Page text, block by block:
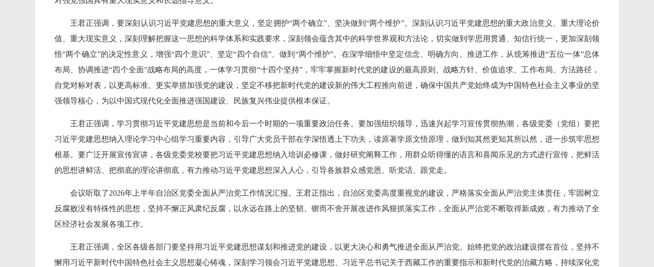
王君正强调，要深刻认识习近平党建思想的重大意义，坚定拥护“两个确立”、坚决做到“两个维护”。深刻认识习近平党建思想的重大政治意义、重大理论价
值、重大现实意义，深刻理解把握这一思想的科学体系和实践要求，深刻领会蕴含其中的科学世界观和方法论，切实做到学思用贯通、知信行统一，更加深刻领
悟“两个确立”的决定性意义，增强“四个意识”、坚定“四个自信”、做到“两个维护”。在深学细悟中坚定信念、明确方向、推进工作，从统筹推进“五位一体”总体
布局、协调推进“四个全面”战略布局的高度，一体学习贯彻“十四个坚持”，牢牢掌握新时代党的建设的最高原则、战略方针、价值追求、工作布局、方法路径，
自觉对标对表，以更高标准、更实举措加强党的建设，坚定不移把新时代党的建设新的伟大工程推向前进，确保中国共产党始终成为中国特色社会主义事业的坚
强领导核心，为以中国式现代化全面推进强国建设、民族复兴伟业提供根本保证。
王君正强调，学习贯彻习近平党建思想是当前和今后一个时期的一项重要政治任务。要加强组织领导，迅速兴起学习宣传贯彻热潮，各级党委（党组）要把
习近平党建思想纳入理论学习中心组学习重要内容，引导广大党员干部在学深悟透上下功夫，读原著学原文悟原理，做到知其然更知其所以然，进一步筑牢思想
根基。要广泛开展宣传宣讲，各级党委党校要把习近平党建思想纳入培训必修课，做好研究阐释工作，用群众听得懂的语言和喜闻乐见的方式进行宣传，把鲜活
的思想讲鲜活、把彻底的理论讲彻底，有力推动习近平党建思想深入人心，引导各族群众感党恩、听党话、跟党走。
会议听取了2026年上半年自治区党委全面从严治党工作情况汇报。王君正指出，自治区党委高度重视党的建设，严格落实全面从严治党主体责任，牢固树立
反腐败没有特殊性的思想，坚持不懈正风肃纪反腐，以永远在路上的坚韧、锲而不舍开展改进作风狠抓落实工作，全面从严治党不断取得新成效，有力推动了全
区经济社会发展各项工作。
王君正强调，全区各级各部门要坚持用习近平党建思想谋划和推进党的建设，以更大决心和勇气推进全面从严治党。始终把党的政治建设摆在首位，坚持不
懈用习近平新时代中国特色社会主义思想凝心铸魂，深刻学习领会习近平党建思想、习近平总书记关于西藏工作的重要指示和新时代党的治藏方略，持续深化党